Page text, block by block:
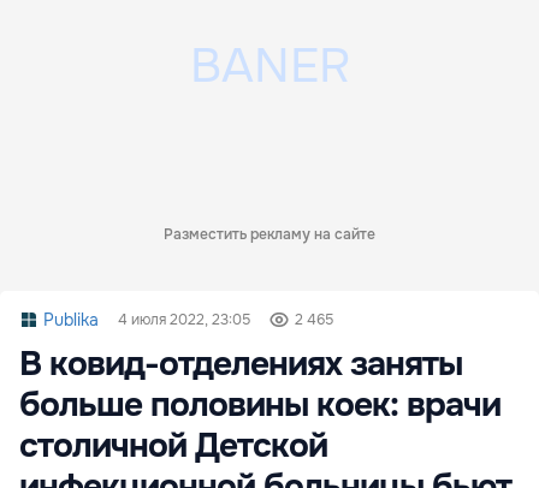
Разместить рекламу на сайте
Publika 4 июля 2022, 23:05 2 465
В ковид-отделениях заняты
больше половины коек: врачи
столичной Детской